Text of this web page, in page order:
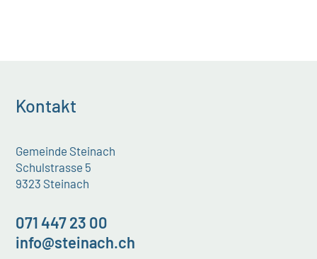
Kontakt
Gemeinde Steinach
Schulstrasse 5
9323 Steinach
071 447 23 00
info@steinach.ch